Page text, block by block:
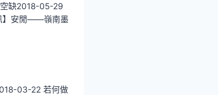
空缺2018-05-29
】安閒——嶺南墨
03-22 若何做